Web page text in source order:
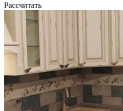
Рассчитать